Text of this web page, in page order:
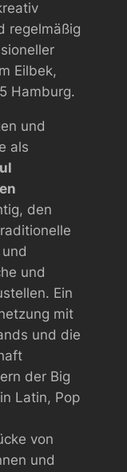
regelmäßig
Eilbek,
Hamburg.
und
als
den
und
Ein
mit
und die
der Big
Latin, Pop
von
und